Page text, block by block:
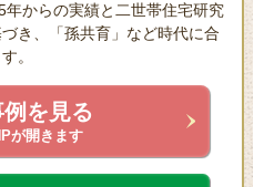
からの実績と二世帯住宅研究
き、「孫共育」など時代に合
。
を見る
が開きます